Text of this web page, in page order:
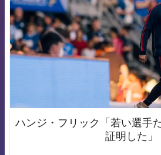
ハンジ・フリック「若い選手
証明した」